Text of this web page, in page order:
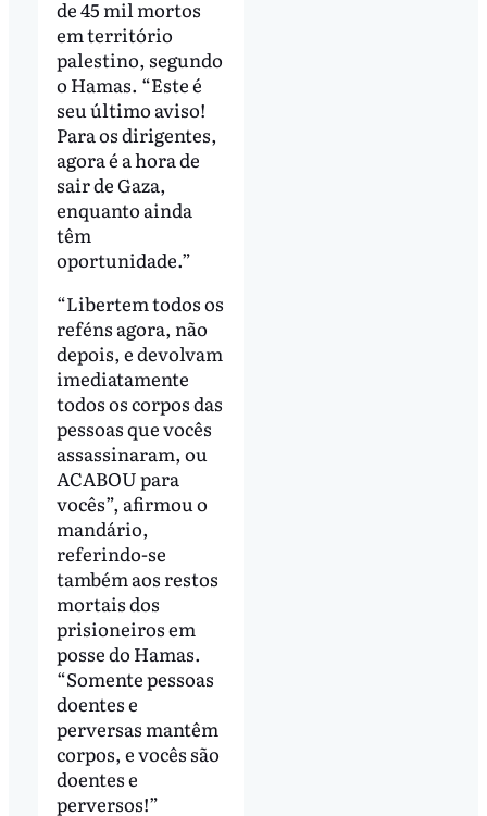
de 45 mil mortos
em território
palestino, segundo
o Hamas. “Este é
seu último aviso!
Para os dirigentes,
agora é a hora de
sair de Gaza,
enquanto ainda
têm
oportunidade.”
“Libertem todos os
reféns agora, não
depois, e devolvam
imediatamente
todos os corpos das
pessoas que vocês
assassinaram, ou
ACABOU para
vocês”, afirmou o
mandário,
referindo-se
também aos restos
mortais dos
prisioneiros em
posse do Hamas.
“Somente pessoas
doentes e
perversas mantêm
corpos, e vocês são
doentes e
perversos!”